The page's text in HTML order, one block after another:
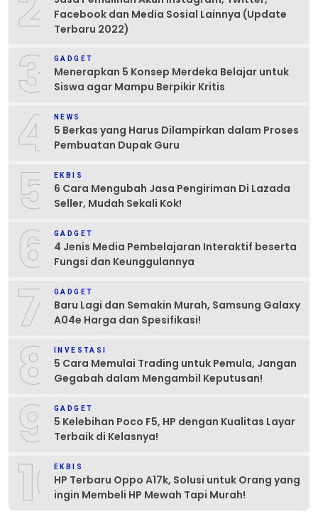
Facebook dan Media Sosial Lainnya (Update
Terbaru 2022)
3 GADGET
Menerapkan 5 Konsep Merdeka Belajar untuk
Siswa agar Mampu Berpikir Kritis
4 NEWS
5 Berkas yang Harus Dilampirkan dalam Proses
Pembuatan Dupak Guru
5 EKBIS
6 Cara Mengubah Jasa Pengiriman Di Lazada
Seller, Mudah Sekali Kok!
6 GADGET
4 Jenis Media Pembelajaran Interaktif beserta
Fungsi dan Keunggulannya
7 GADGET
Baru Lagi dan Semakin Murah, Samsung Galaxy
A04e Harga dan Spesifikasi!
8 INVESTASI
5 Cara Memulai Trading untuk Pemula, Jangan
Gegabah dalam Mengambil Keputusan!
9 GADGET
5 Kelebihan Poco F5, HP dengan Kualitas Layar
Terbaik di Kelasnya!
10EKBIS
HP Terbaru Oppo A17k, Solusi untuk Orang yang
ingin Membeli HP Mewah Tapi Murah!